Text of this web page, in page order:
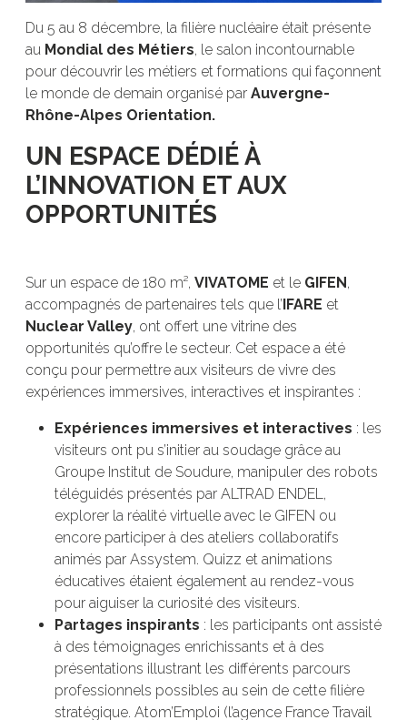
Du 5 au 8 décembre, la filière nucléaire était présente
au Mondial des Métiers, le salon incontournable
pour découvrir les métiers et formations qui façonnent
le monde de demain organisé par Auvergne-
Rhône-Alpes Orientation.
UN ESPACE DÉDIÉ À
L’INNOVATION ET AUX
OPPORTUNITÉS
Sur un espace de 180 m², VIVATOME et le GIFEN,
accompagnés de partenaires tels que l’IFARE et
Nuclear Valley, ont offert une vitrine des
opportunités qu’offre le secteur. Cet espace a été
conçu pour permettre aux visiteurs de vivre des
expériences immersives, interactives et inspirantes :
Expériences immersives et interactives : les
visiteurs ont pu s’initier au soudage grâce au
Groupe Institut de Soudure, manipuler des robots
téléguidés présentés par ALTRAD ENDEL,
explorer la réalité virtuelle avec le GIFEN ou
encore participer à des ateliers collaboratifs
animés par Assystem. Quizz et animations
éducatives étaient également au rendez-vous
pour aiguiser la curiosité des visiteurs.
Partages inspirants : les participants ont assisté
à des témoignages enrichissants et à des
présentations illustrant les différents parcours
professionnels possibles au sein de cette filière
stratégique. Atom’Emploi (l’agence France Travail